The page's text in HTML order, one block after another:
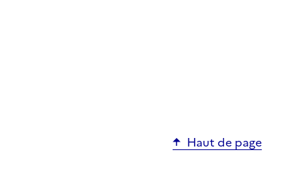
Haut de page